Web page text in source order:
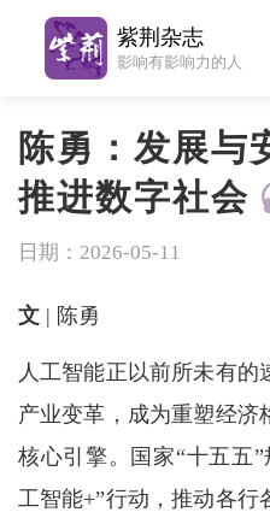
陈勇：发展与
推进数字社会
日期：2026-05-11
文| 陈勇
人工智能正以前所未有
产业变革，成为重塑经济
核心引擎。国家“十五五
工智能+”行动，推动各行
紫荆杂志
影响有影响力的人